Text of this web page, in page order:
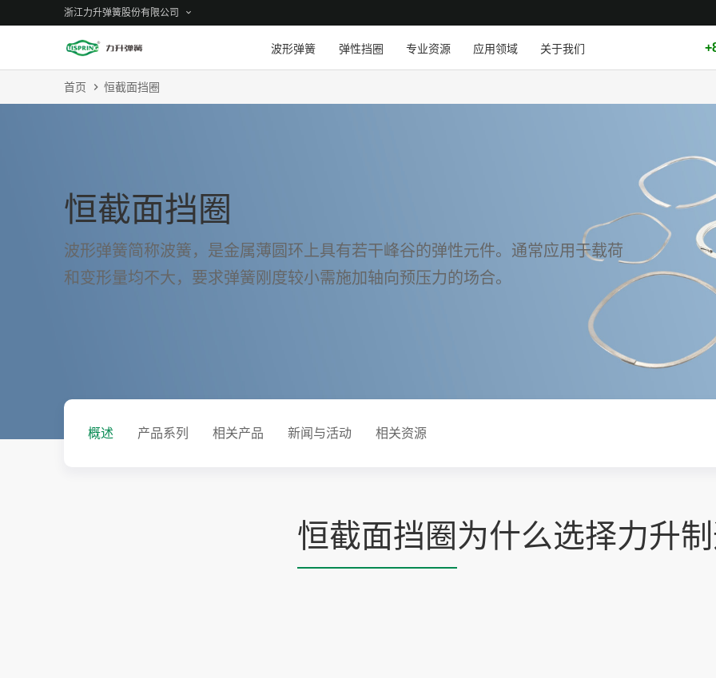
浙江力升弹簧股份有限公司
波形弹簧 弹性挡圈 专业资源 应用领域 关于我们
首页 恒截面挡圈
恒截面挡圈
波形弹簧简称波簧，是金属薄圆环上具有若干峰谷的弹性元件。通常应用于载荷
和变形量均不大，要求弹簧刚度较小需施加轴向预压力的场合。
概述 产品系列 相关产品 新闻与活动 相关资源
恒截面挡圈 为什么选择力升